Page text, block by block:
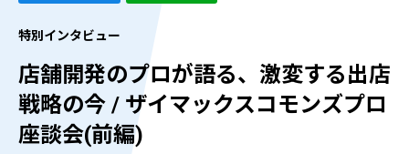
特別インタビュー
店舗開発のプロが語る、激変する出店
戦略の今 / ザイマックスコモンズプロ
座談会(前編)